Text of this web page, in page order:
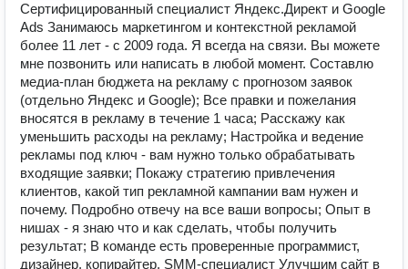
Cертифицированный специалист Яндекс.Директ и Google
Ads Занимаюсь маркетингом и контекстной рекламой
более 11 лет - с 2009 года. Я всегда на связи. Вы можете
мне позвонить или написать в любой момент. Составлю
медиа-план бюджета на рекламу с прогнозом заявок
(отдельно Яндекс и Google); Все правки и пожелания
вносятся в рекламу в течение 1 часа; Расскажу как
уменьшить расходы на рекламу; Настройка и ведение
рекламы под ключ - вам нужно только обрабатывать
входящие заявки; Покажу стратегию привлечения
клиентов, какой тип рекламной кампании вам нужен и
почему. Подробно отвечу на все ваши вопросы; Опыт в
нишах - я знаю что и как сделать, чтобы получить
результат; В команде есть проверенные программист,
дизайнер, копирайтер, SMM-специалист Улучшим сайт в